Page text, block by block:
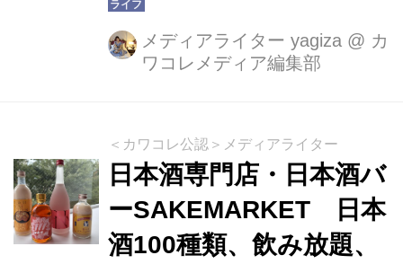
「クランドサケフェスティバル」を開
催しました！ 100種以上のEC限定酒を
飲み比べできる贅沢なイベントとあっ
も！
メディアライター yagiza @ カ
ワコレメディア編集部
＜カワコレ公認＞メディアライター
日本酒専門店・日本酒バ
ーSAKEMARKET 日本
酒100種類、飲み放題、